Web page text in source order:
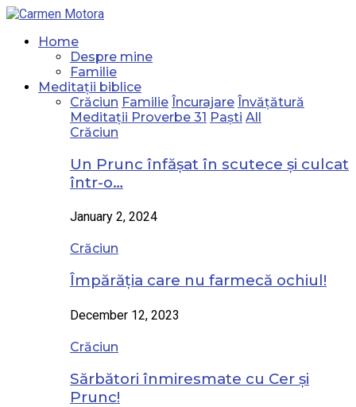
Home
Despre mine
Familie
Meditații biblice
Crăciun Familie Încurajare Învățătură
Meditații Proverbe 31 Paști All
Crăciun
Un Prunc înfășat în scutece și culcat
într-o…
January 2, 2024
Crăciun
Împărăția care nu farmecă ochiul!
December 12, 2023
Crăciun
Sărbători înmiresmate cu Cer și
Prunc!